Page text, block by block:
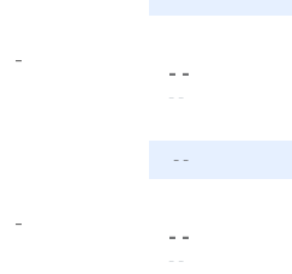
-
- -
- -
- -
-
- -
- -